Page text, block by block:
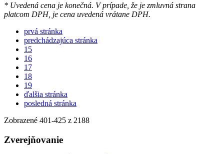
* Uvedená cena je konečná. V prípade, že je zmluvná strana
platcom DPH, je cena uvedená vrátane DPH.
prvá stránka
predchádzajúca stránka
15
16
17
18
19
ďalšia stránka
posledná stránka
Zobrazené 401-425 z 2188
Zverejňovanie